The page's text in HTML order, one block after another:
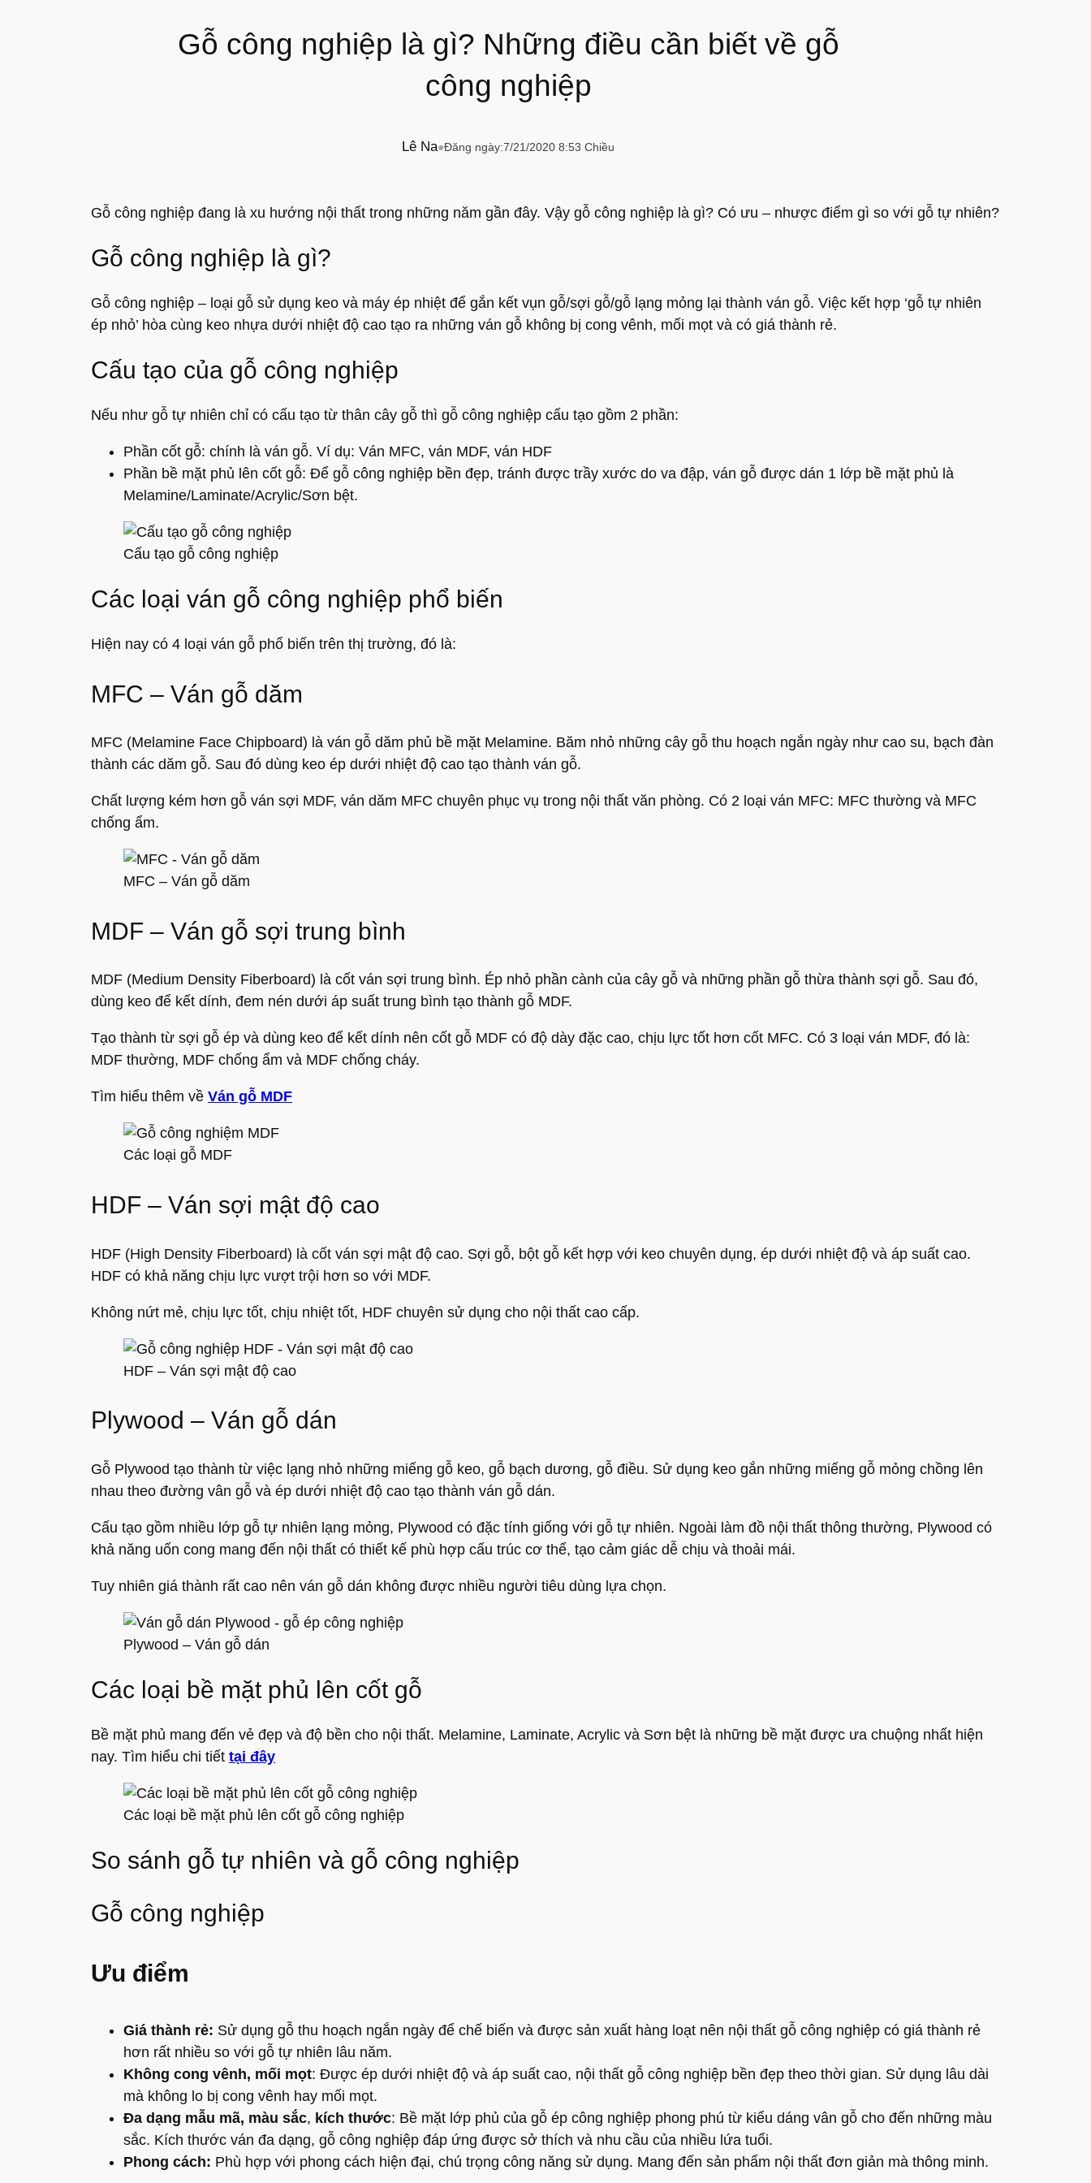
Gỗ công nghiệp là gì? Những điều cần biết về gỗ
công nghiệp
Lê Na●Đăng ngày:7/21/2020 8:53 Chiều
Gỗ công nghiệp đang là xu hướng nội thất trong những năm gần đây. Vậy gỗ công nghiệp là gì? Có ưu – nhược điểm gì so với gỗ tự nhiên?
Gỗ công nghiệp là gì?
Gỗ công nghiệp – loại gỗ sử dụng keo và máy ép nhiệt để gắn kết vụn gỗ/sợi gỗ/gỗ lạng mỏng lại thành ván gỗ. Việc kết hợp ‘gỗ tự nhiên
ép nhỏ’ hòa cùng keo nhựa dưới nhiệt độ cao tạo ra những ván gỗ không bị cong vênh, mối mọt và có giá thành rẻ.
Cấu tạo của gỗ công nghiệp
Nếu như gỗ tự nhiên chỉ có cấu tạo từ thân cây gỗ thì gỗ công nghiệp cấu tạo gồm 2 phần:
Phần cốt gỗ: chính là ván gỗ. Ví dụ: Ván MFC, ván MDF, ván HDF
Phần bề mặt phủ lên cốt gỗ: Để gỗ công nghiệp bền đẹp, tránh được trầy xước do va đập, ván gỗ được dán 1 lớp bề mặt phủ là
Melamine/Laminate/Acrylic/Sơn bệt.
Cấu tạo gỗ công nghiệp
Các loại ván gỗ công nghiệp phổ biến
Hiện nay có 4 loại ván gỗ phổ biến trên thị trường, đó là:
MFC – Ván gỗ dăm
MFC (Melamine Face Chipboard) là ván gỗ dăm phủ bề mặt Melamine. Băm nhỏ những cây gỗ thu hoạch ngắn ngày như cao su, bạch đàn
thành các dăm gỗ. Sau đó dùng keo ép dưới nhiệt độ cao tạo thành ván gỗ.
Chất lượng kém hơn gỗ ván sợi MDF, ván dăm MFC chuyên phục vụ trong nội thất văn phòng. Có 2 loại ván MFC: MFC thường và MFC
chống ẩm.
MFC – Ván gỗ dăm
MDF – Ván gỗ sợi trung bình
MDF (Medium Density Fiberboard) là cốt ván sợi trung bình. Ép nhỏ phần cành của cây gỗ và những phần gỗ thừa thành sợi gỗ. Sau đó,
dùng keo để kết dính, đem nén dưới áp suất trung bình tạo thành gỗ MDF.
Tạo thành từ sợi gỗ ép và dùng keo để kết dính nên cốt gỗ MDF có độ dày đặc cao, chịu lực tốt hơn cốt MFC. Có 3 loại ván MDF, đó là:
MDF thường, MDF chống ẩm và MDF chống cháy.
Tìm hiểu thêm về Ván gỗ MDF
Các loại gỗ MDF
HDF – Ván sợi mật độ cao
HDF (High Density Fiberboard) là cốt ván sợi mật độ cao. Sợi gỗ, bột gỗ kết hợp với keo chuyên dụng, ép dưới nhiệt độ và áp suất cao.
HDF có khả năng chịu lực vượt trội hơn so với MDF.
Không nứt mẻ, chịu lực tốt, chịu nhiệt tốt, HDF chuyên sử dụng cho nội thất cao cấp.
HDF – Ván sợi mật độ cao
Plywood – Ván gỗ dán
Gỗ Plywood tạo thành từ việc lạng nhỏ những miếng gỗ keo, gỗ bạch dương, gỗ điều. Sử dụng keo gắn những miếng gỗ mỏng chồng lên
nhau theo đường vân gỗ và ép dưới nhiệt độ cao tạo thành ván gỗ dán.
Cấu tạo gồm nhiều lớp gỗ tự nhiên lạng mỏng, Plywood có đặc tính giống với gỗ tự nhiên. Ngoài làm đồ nội thất thông thường, Plywood có
khả năng uốn cong mang đến nội thất có thiết kế phù hợp cấu trúc cơ thể, tạo cảm giác dễ chịu và thoải mái.
Tuy nhiên giá thành rất cao nên ván gỗ dán không được nhiều người tiêu dùng lựa chọn.
Plywood – Ván gỗ dán
Các loại bề mặt phủ lên cốt gỗ
Bề mặt phủ mang đến vẻ đẹp và độ bền cho nội thất. Melamine, Laminate, Acrylic và Sơn bệt là những bề mặt được ưa chuộng nhất hiện
nay. Tìm hiểu chi tiết tại đây
Các loại bề mặt phủ lên cốt gỗ công nghiệp
So sánh gỗ tự nhiên và gỗ công nghiệp
Gỗ công nghiệp
Ưu điểm
Giá thành rẻ: Sử dụng gỗ thu hoạch ngắn ngày để chế biến và được sản xuất hàng loạt nên nội thất gỗ công nghiệp có giá thành rẻ
hơn rất nhiều so với gỗ tự nhiên lâu năm.
Không cong vênh, mối mọt: Được ép dưới nhiệt độ và áp suất cao, nội thất gỗ công nghiệp bền đẹp theo thời gian. Sử dụng lâu dài
mà không lo bị cong vênh hay mối mọt.
Đa dạng mẫu mã, màu sắc, kích thước: Bề mặt lớp phủ của gỗ ép công nghiệp phong phú từ kiểu dáng vân gỗ cho đến những màu
sắc. Kích thước ván đa dạng, gỗ công nghiệp đáp ứng được sở thích và nhu cầu của nhiều lứa tuổi.
Phong cách: Phù hợp với phong cách hiện đại, chú trọng công năng sử dụng. Mang đến sản phẩm nội thất đơn giản mà thông minh.